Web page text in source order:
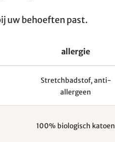
uw behoeften past.
allergie
Stretchbadstof, anti-
allergeen
100% biologisch katoen